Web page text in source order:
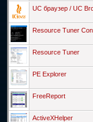
UC браузер / UC
Resource Tuner
Resource Tuner
PE Explorer
FreeReport
ActiveXHelper